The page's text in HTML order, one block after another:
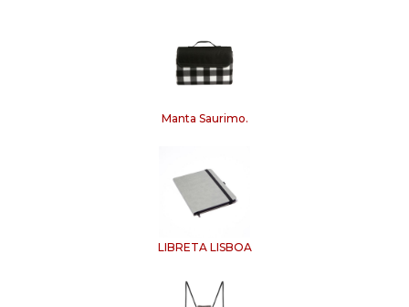
Manta Saurimo.
LIBRETA LISBOA